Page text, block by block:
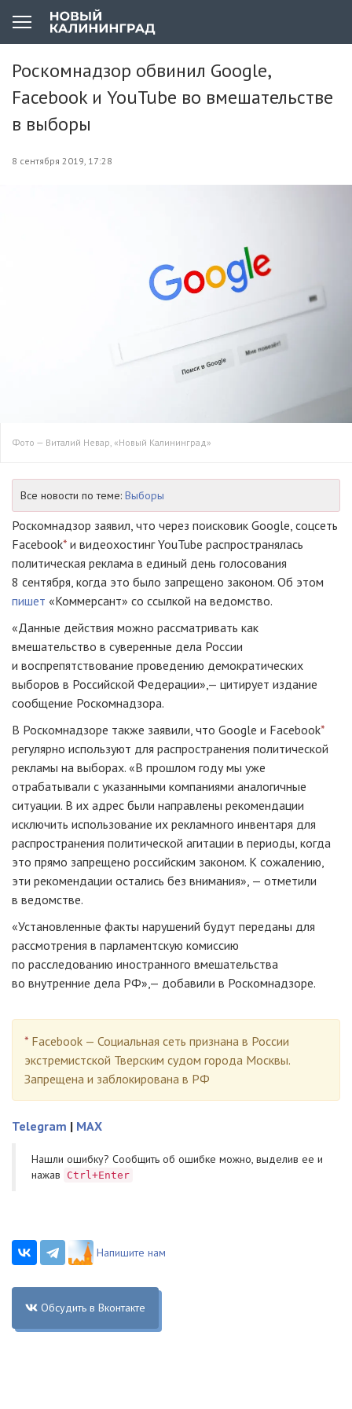
Роскомнадзор обвинил Googlе,
Facebook и YouTube во вмешательстве
в выборы
8 сентября 2019, 17:28
Фото — Виталий Невар, «Новый Калининград»
Все новости по теме: Выборы
Роскомнадзор заявил, что через поисковик Google, соцсеть
Facebook* и видеохостинг YouTube распространялась
политическая реклама в единый день голосования
8 сентября, когда это было запрещено законом. Об этом
пишет «Коммерсант» со ссылкой на ведомство.
«Данные действия можно рассматривать как
вмешательство в суверенные дела России
и воспрепятствование проведению демократических
выборов в Российской Федерации»,— цитирует издание
сообщение Роскомнадзора.
В Роскомнадзоре также заявили, что Google и Facebook*
регулярно используют для распространения политической
рекламы на выборах. «В прошлом году мы уже
отрабатывали с указанными компаниями аналогичные
ситуации. В их адрес были направлены рекомендации
исключить использование их рекламного инвентаря для
распространения политической агитации в периоды, когда
это прямо запрещено российским законом. К сожалению,
эти рекомендации остались без внимания», — отметили
в ведомстве.
«Установленные факты нарушений будут переданы для
рассмотрения в парламентскую комиссию
по расследованию иностранного вмешательства
во внутренние дела РФ»,— добавили в Роскомнадзоре.
* Facebook — Социальная сеть признана в России
экстремистской Тверским судом города Москвы.
Запрещена и заблокирована в РФ
Telegram | MAX
Нашли ошибку? Cообщить об ошибке можно, выделив ее и
нажав
Ctrl+Enter
Напишите нам
Обсудить в Вконтакте